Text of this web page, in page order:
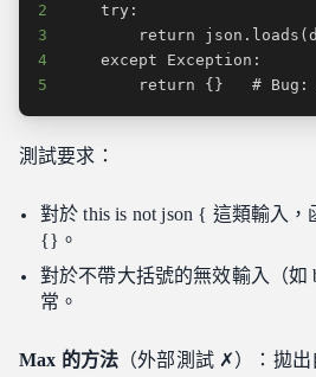
2
3
4
5
return {}   # Bug:
測試要求：
對於 this is not json { 這類輸入
{}。
對於不帶大括號的無效輸入（如
常。
Max 的方法 （外部測試 ✗）：拋